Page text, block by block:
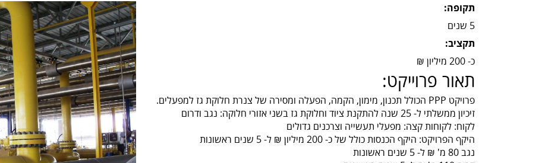
תקופה:
5 שנים
תקציב:
כ- 200 מיליון ₪
תאור פרוייקט:
פרויקט PPP הכולל תכנון, מימון, הקמה, הפעלה ומסירה של צנרת חלוקת גז למפעלים.
זיכיון ממשלתי ל- 25 שנה להתקנת ציוד וחלוקת גז בשני אזורי חלוקה: נגב ודרום
לקוח: לקוחות קצה: מפעלי תעשייה וצרכנים גדולים
היקף הפרויקט: היקף הכנסות כולל של כ- 200 מיליון ₪ ל- 5 שנים ראשונות
נגב 80 מ' ₪ ל- 5 שנים ראשונות